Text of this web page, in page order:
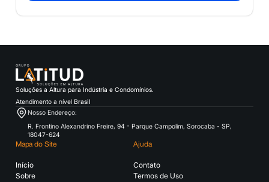
Soluções a Altura para Indústria e Condomínios.
Atendimento a nível Brasil
Nosso Endereço:
R. Frontino Alexandrino Freire, 94 - Parque Campolim, Sorocaba - SP,
18047-624
Mapa do Site
Início
Sobre
Ajuda
Contato
Termos de Uso